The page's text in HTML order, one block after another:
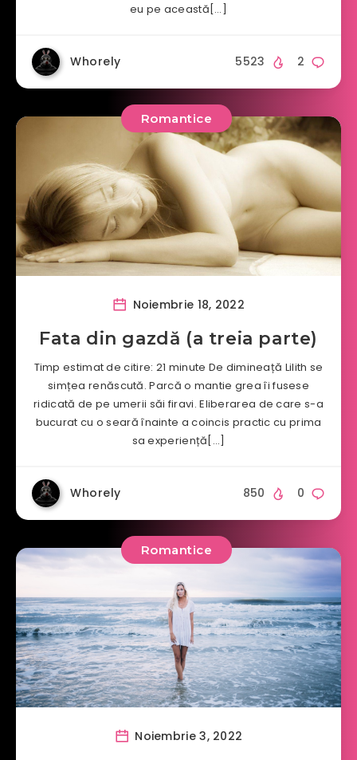
eu pe această[…]
Whorely 2
5523
Romantice
Noiembrie 18, 2022
Fata din gazdă (a treia parte)
Timp estimat de citire: 21 minute De dimineață Lilith se
simțea renăscută. Parcă o mantie grea îi fusese
ridicată de pe umerii săi firavi. Eliberarea de care s-a
bucurat cu o seară înainte a coincis practic cu prima
sa experiență[…]
Whorely 0
850
Romantice
Noiembrie 3, 2022